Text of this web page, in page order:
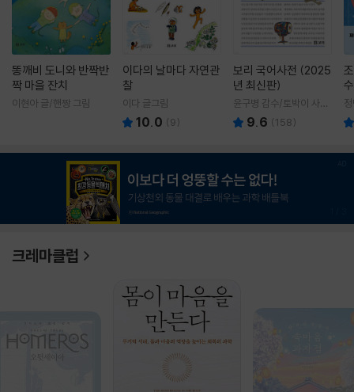
똥깨비 도니와 반짝반
짝 마을 잔치
이현아 글/핸짱 그림
이다의 날마다 자연관
찰
이다 글그림
10.0 (9)
보리 국어사전 (2025
년 최신판)
윤구병 감수/토박이 사전
편찬실 편
9.6 (158)
크레마클럽